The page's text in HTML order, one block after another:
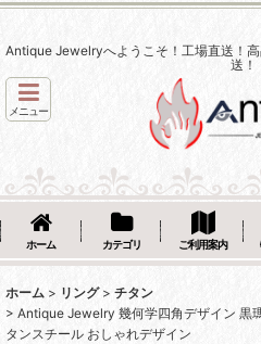
Antique Jewelryへようこそ！工場直送！
送！
メニュー
ホーム カテゴリ ご利用案内
ホーム > リング > チタン
> Antique Jewelry 幾何学四角デザイン 黒
タンスチール おしゃれデザイン